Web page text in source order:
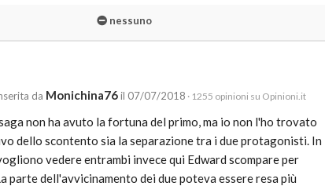
nessuno
da Monichina76il 07/07/2018 · 1255 opinioni su Opinioni.it
non ha avuto la fortuna del primo, ma io non l'ho trovato
dello scontento sia la separazione tra i due protagonisti. In
vedere entrambi invece qui Edward scompare per
parte dell'avvicinamento dei due poteva essere resa più